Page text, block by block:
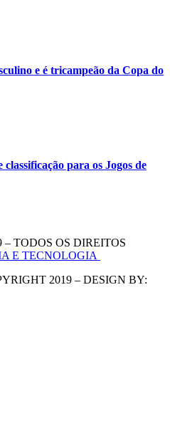
e é tricampeão da Copa do
para os Jogos de
TODOS OS DIREITOS
E TECNOLOGIA
2019 – DESIGN BY: